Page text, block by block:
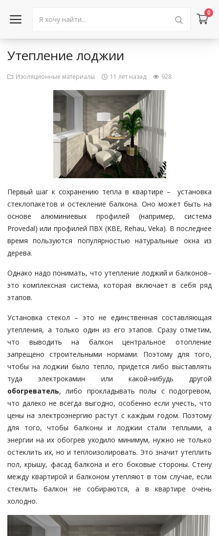
0
Войти в аккаунт
Контакты
Город: Колумбус
Утепление лоджии
Изоляционные материалы 11 лет назад 928
Первый шаг к сохранению тепла в квартире – установка
стеклопакетов и остекление балкона. Оно может быть на
основе алюминиевых профилей (например, система
Provеdal) или профилей ПВХ (KBE, Rehau, Veka). В последнее
время пользуются популярностью натуральные окна из
дерева.
Однако надо понимать, что утепление лоджий и балконов–
это комплексная система, которая включает в себя ряд
этапов.
Установка стекол – это не единственная составляющая
утепления, а только один из его этапов. Сразу отметим,
что выводить на балкон центральное отопление
запрещено строительными нормами. Поэтому для того,
чтобы на лоджии было тепло, придется либо выставлять
туда электрокамин или какой-нибудь другой
обогреватель, либо прокладывать полы с подогревом,
что далеко не всегда выгодно, особенно если учесть, что
цены на электроэнергию растут с каждым годом. Поэтому
для того, чтобы балконы и лоджии стали теплыми, а
энергии на их обогрев уходило минимум, нужно не только
остеклить их, но и теплоизолировать. Это значит утеплить
пол, крышу, фасад балкона и его боковые стороны. Стену
между квартирой и балконом утепляют в том случае, если
стеклить балкон не собираются, а в квартире очень
холодно.